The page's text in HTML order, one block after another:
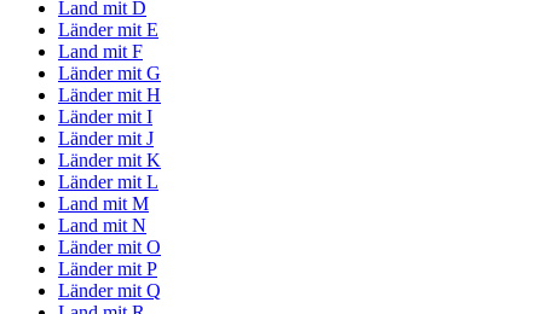
Land mit D
Länder mit E
Land mit F
Länder mit G
Länder mit H
Länder mit I
Länder mit J
Länder mit K
Länder mit L
Land mit M
Land mit N
Länder mit O
Länder mit P
Länder mit Q